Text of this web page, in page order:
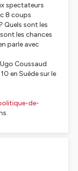
spectateurs
8 coups
Quels sont les
les chances
parle avec
Coussaud
en Suède sur le
de-